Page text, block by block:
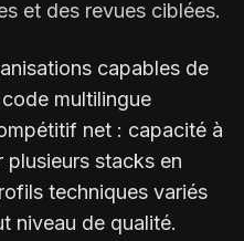
et des revues ciblées.
capables de
multilingue
net : capacité à
plusieurs stacks en
techniques variés
niveau de qualité.